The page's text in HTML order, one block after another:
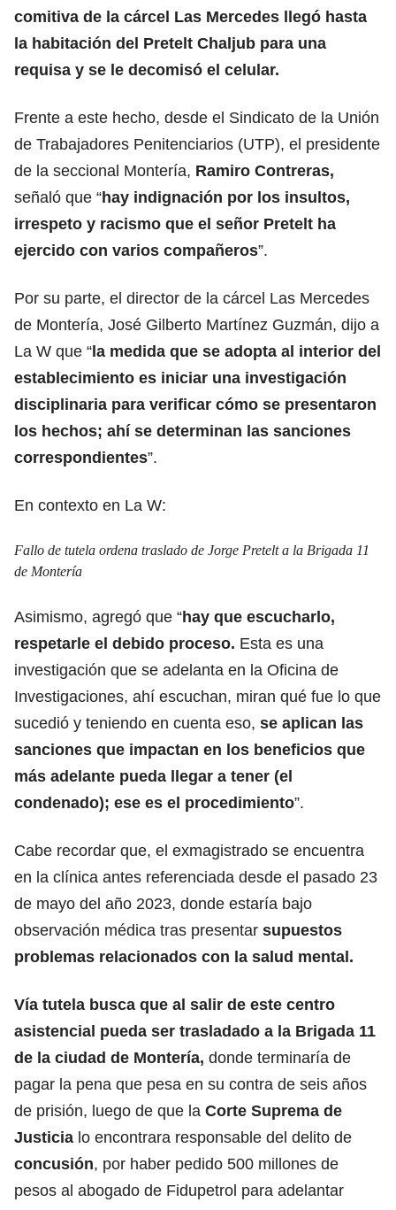
comitiva de la cárcel Las Mercedes llegó hasta
la habitación del Pretelt Chaljub para una
requisa y se le decomisó el celular.
Frente a este hecho, desde el Sindicato de la Unión
de Trabajadores Penitenciarios (UTP), el presidente
de la seccional Montería, Ramiro Contreras,
señaló que “hay indignación por los insultos,
irrespeto y racismo que el señor Pretelt ha
ejercido con varios compañeros”.
Por su parte, el director de la cárcel Las Mercedes
de Montería, José Gilberto Martínez Guzmán, dijo a
La W que “la medida que se adopta al interior del
establecimiento es iniciar una investigación
disciplinaria para verificar cómo se presentaron
los hechos; ahí se determinan las sanciones
correspondientes”.
En contexto en La W:
Fallo de tutela ordena traslado de Jorge Pretelt a la Brigada 11
de Montería
Asimismo, agregó que “hay que escucharlo,
respetarle el debido proceso. Esta es una
investigación que se adelanta en la Oficina de
Investigaciones, ahí escuchan, miran qué fue lo que
sucedió y teniendo en cuenta eso, se aplican las
sanciones que impactan en los beneficios que
más adelante pueda llegar a tener (el
condenado); ese es el procedimiento”.
Cabe recordar que, el exmagistrado se encuentra
en la clínica antes referenciada desde el pasado 23
de mayo del año 2023, donde estaría bajo
observación médica tras presentar supuestos
problemas relacionados con la salud mental.
Vía tutela busca que al salir de este centro
asistencial pueda ser trasladado a la Brigada 11
de la ciudad de Montería, donde terminaría de
pagar la pena que pesa en su contra de seis años
de prisión, luego de que la Corte Suprema de
Justicia lo encontrara responsable del delito de
concusión, por haber pedido 500 millones de
pesos al abogado de Fidupetrol para adelantar